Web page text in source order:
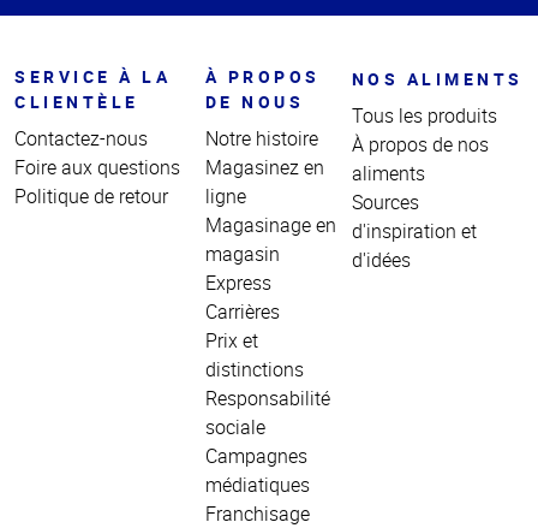
SERVICE À LA
CLIENTÈLE
Contactez-nous
Foire aux questions
Politique de retour
À PROPOS
DE NOUS
Notre histoire
Magasinez en
ligne
Magasinage en
magasin
Express
Carrières
Prix et
distinctions
Responsabilité
sociale
Campagnes
médiatiques
Franchisage
NOS ALIMENTS
Tous les produits
À propos de nos
aliments
Sources
d'inspiration et
d'idées